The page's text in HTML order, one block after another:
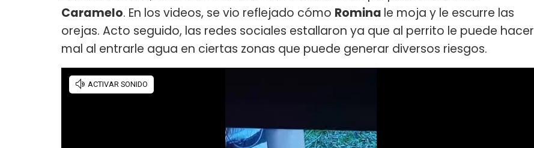
Caramelo. En los videos, se vio reflejado cómo Romina le moja y le escurre las
orejas. Acto seguido, las redes sociales estallaron ya que al perrito le puede hacer
mal al entrarle agua en ciertas zonas que puede generar diversos riesgos.